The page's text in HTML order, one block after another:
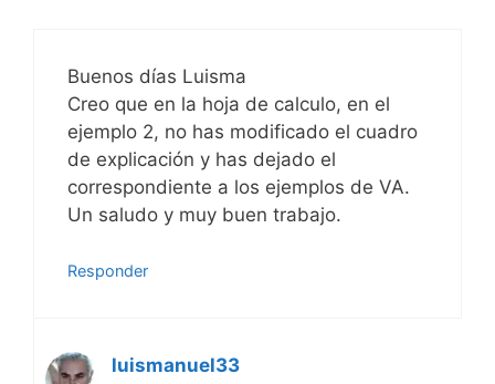
Buenos días Luisma
Creo que en la hoja de calculo, en el
ejemplo 2, no has modificado el cuadro
de explicación y has dejado el
correspondiente a los ejemplos de VA.
Un saludo y muy buen trabajo.
Responder
luismanuel33